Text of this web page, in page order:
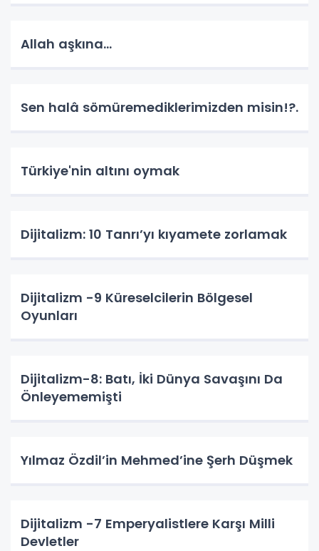
Allah aşkına...
Sen halâ sömüremediklerimizden misin!?.
Türkiye'nin altını oymak
Dijitalizm: 10 Tanrı’yı kıyamete zorlamak
Dijitalizm -9 Küreselcilerin Bölgesel
Oyunları
Dijitalizm-8: Batı, İki Dünya Savaşını Da
Önleyememişti
Yılmaz Özdil’in Mehmed’ine Şerh Düşmek
Dijitalizm -7 Emperyalistlere Karşı Milli
Devletler